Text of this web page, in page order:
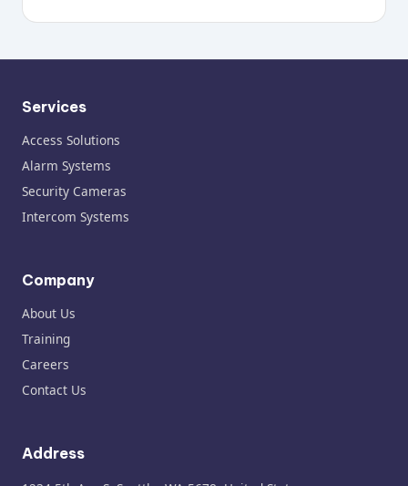
Services
Access Solutions
Alarm Systems
Security Cameras
Intercom Systems
Company
About Us
Training
Careers
Contact Us
Address